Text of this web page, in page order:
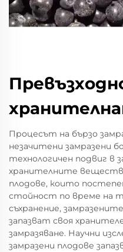
Процесът на бързо
незачитени замразени
технологичен подвиг в
хранителните
плодове, които
стойност по време на
съхранение,
запазват своя
замразяване. Научни
замразени плодове